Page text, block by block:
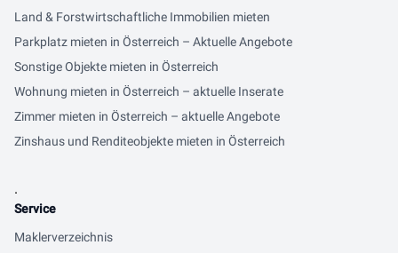
Land & Forstwirtschaftliche Immobilien mieten
Parkplatz mieten in Österreich – Aktuelle Angebote
Sonstige Objekte mieten in Österreich
Wohnung mieten in Österreich – aktuelle Inserate
Zimmer mieten in Österreich – aktuelle Angebote
Zinshaus und Renditeobjekte mieten in Österreich
.
Service
Maklerverzeichnis